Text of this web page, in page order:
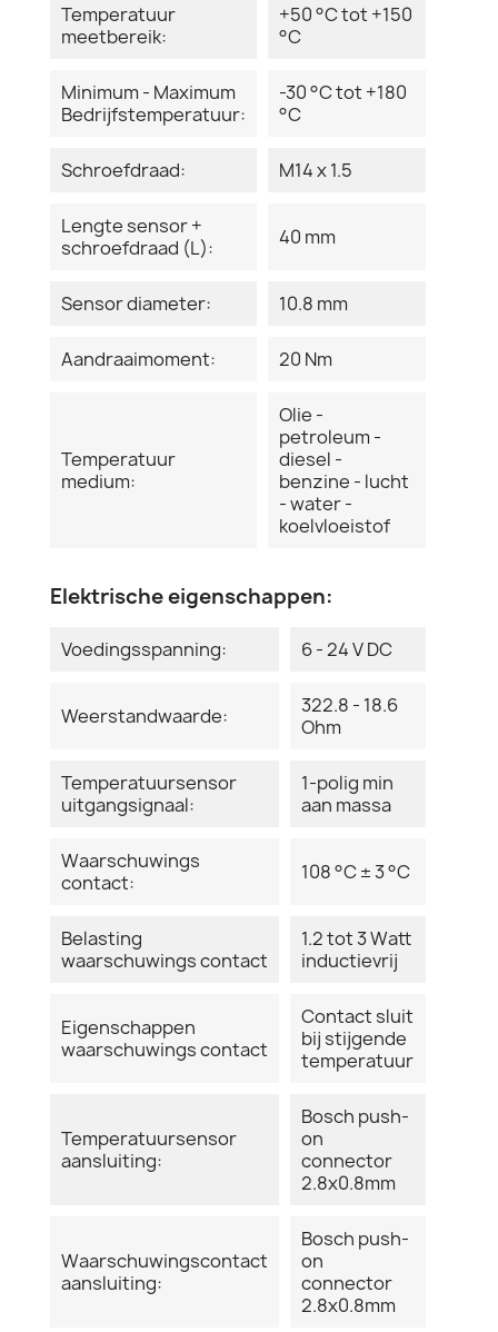
Temperatuur
meetbereik:
+50 °C tot +150
°C
Minimum - Maximum
Bedrijfstemperatuur:
-30 °C tot +180
°C
Schroefdraad: M14 x 1.5
Lengte sensor +
schroefdraad (L):
40 mm
Sensor diameter: 10.8 mm
Aandraaimoment: 20 Nm
Temperatuur
medium:
Olie -
petroleum -
diesel -
benzine - lucht
- water -
koelvloeistof
Elektrische eigenschappen:
Voedingsspanning: 6 - 24 V DC
Weerstandwaarde:
322.8 - 18.6
Ohm
Temperatuursensor
uitgangsignaal:
1-polig min
aan massa
Waarschuwings
contact:
108 °C ± 3 °C
Belasting
waarschuwings contact
1.2 tot 3 Watt
inductievrij
Eigenschappen
waarschuwings contact
Contact sluit
bij stijgende
temperatuur
Temperatuursensor
aansluiting:
Bosch push-
on
connector
2.8x0.8mm
Waarschuwingscontact
aansluiting:
Bosch push-
on
connector
2.8x0.8mm